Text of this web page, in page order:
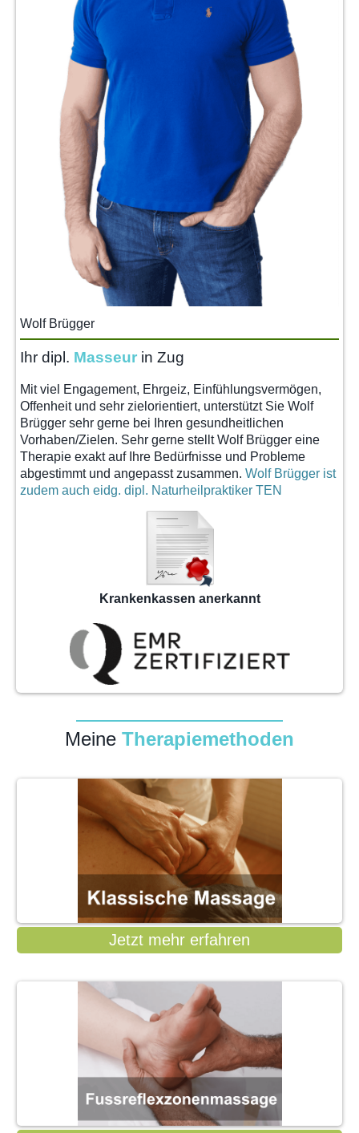
Wolf Brügger
Ihr dipl. Masseur in Zug
Mit viel Engagement, Ehrgeiz, Einfühlungsvermögen,
Offenheit und sehr zielorientiert, unterstützt Sie Wolf
Brügger sehr gerne bei Ihren gesundheitlichen
Vorhaben/Zielen. Sehr gerne stellt Wolf Brügger eine
Therapie exakt auf Ihre Bedürfnisse und Probleme
abgestimmt und angepasst zusammen. Wolf Brügger ist
zudem auch eidg. dipl. Naturheilpraktiker TEN
Krankenkassen anerkannt
Meine Therapiemethoden
Jetzt mehr erfahren